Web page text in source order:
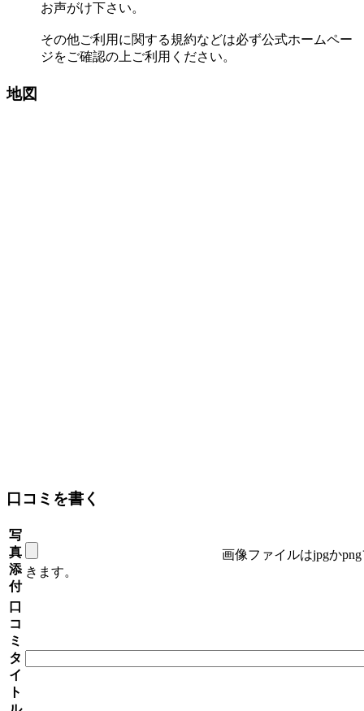
お声がけ下さい。
その他ご利用に関する規約などは必ず公式ホームペー
ジをご確認の上ご利用ください。
地図
口コミを書く
写
真
添
付
画像ファイルはjpgか
きます。
口
コ
ミ
タ
イ
ト